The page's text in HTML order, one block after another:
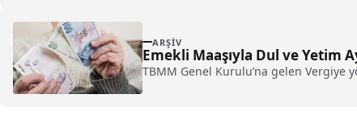
ARŞIV
Emekli Maaşıyla Dul ve Yetim
TBMM Genel Kurulu’na gelen Vergiye